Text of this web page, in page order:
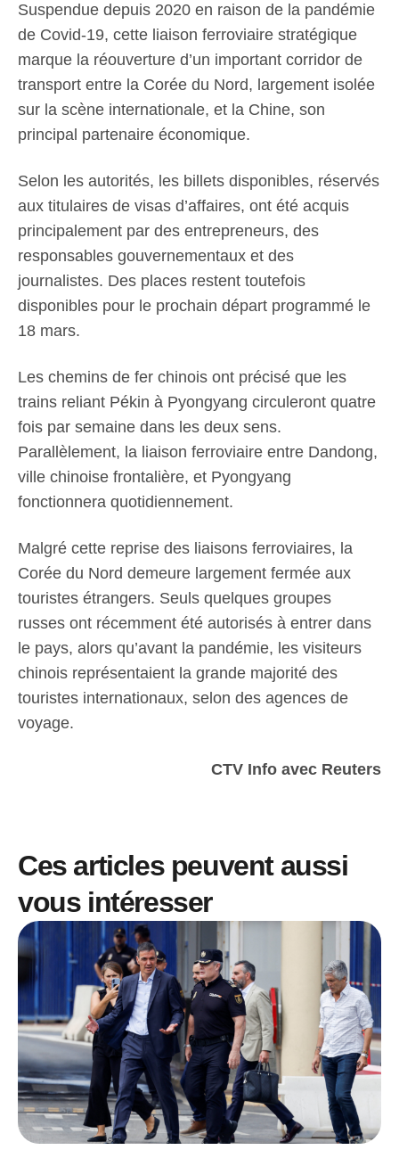
Suspendue depuis 2020 en raison de la pandémie
de Covid-19, cette liaison ferroviaire stratégique
marque la réouverture d’un important corridor de
transport entre la Corée du Nord, largement isolée
sur la scène internationale, et la Chine, son
principal partenaire économique.
Selon les autorités, les billets disponibles, réservés
aux titulaires de visas d’affaires, ont été acquis
principalement par des entrepreneurs, des
responsables gouvernementaux et des
journalistes. Des places restent toutefois
disponibles pour le prochain départ programmé le
18 mars.
Les chemins de fer chinois ont précisé que les
trains reliant Pékin à Pyongyang circuleront quatre
fois par semaine dans les deux sens.
Parallèlement, la liaison ferroviaire entre Dandong,
ville chinoise frontalière, et Pyongyang
fonctionnera quotidiennement.
Malgré cette reprise des liaisons ferroviaires, la
Corée du Nord demeure largement fermée aux
touristes étrangers. Seuls quelques groupes
russes ont récemment été autorisés à entrer dans
le pays, alors qu’avant la pandémie, les visiteurs
chinois représentaient la grande majorité des
touristes internationaux, selon des agences de
voyage.
CTV Info avec Reuters
Ces articles peuvent aussi
vous intéresser